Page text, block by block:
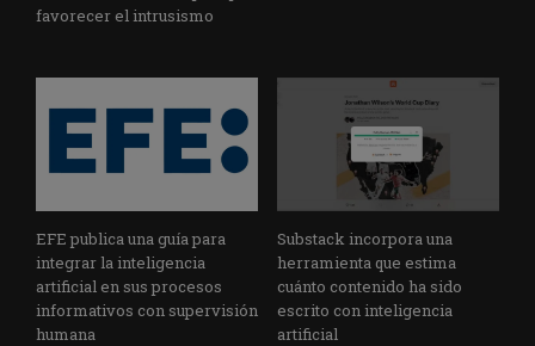
favorecer el intrusismo
EFE publica una guía para
integrar la inteligencia
artificial en sus procesos
informativos con supervisión
humana
Substack incorpora una
herramienta que estima
cuánto contenido ha sido
escrito con inteligencia
artificial